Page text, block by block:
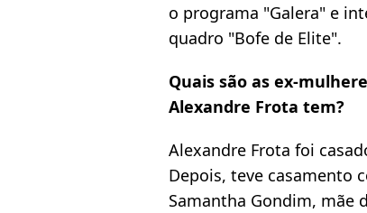
o programa "Galera" e
quadro "Bofe de Elite".
Quais são as ex-
Alexandre Frota tem?
Alexandre Frota foi
Depois, teve casamento
Samantha Gondim, mãe